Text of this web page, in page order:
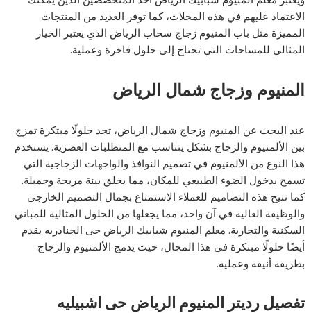
الاعتماد عليهم في هذه المحلات، كما توفر العديد من المنتجات
المميزة مثل باب المنيوم زجاج سحاب الرياض الذي يعتبر الخيار
المثالي للمساحات التي تحتاج إلى حلول فاخرة وعملية.
المنيوم وزجاج شمال الرياض
عند البحث عن المنيوم وزجاج شمال الرياض، تجد حلولًا مبتكرة تمزج
بين الألمنيوم والزجاج بشكل يتناسب مع المتطلبات العصرية. يستخدم
هذا النوع من الألمنيوم في تصميم النوافذ والواجهات الزجاجية التي
تسمح بدخول الضوء الطبيعي للمكان، مما يخلق بيئة مريحة وجميلة.
كما تتيح هذه التصاميم للعملاء الاستمتاع بجمال التصميم الخارجي
والوظيفة العالية في آن واحد، مما يجعلها من الحلول المثالية للمباني
السكنية والتجارية. معلم المنيوم شبابيك الرياض حى الجنادريه يقدم
أيضًا حلولًا مبتكرة في هذا المجال، حيث يدمج الألمنيوم والزجاج
بطريقة أنيقة وعملية.
تفصيل رديتر المنيوم الرياض حى اشبيليه